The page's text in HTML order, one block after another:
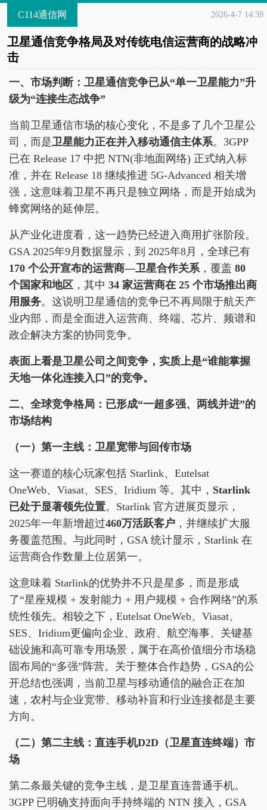
C114通信网 2026-4-7 14:39
卫星通信竞争格局及对传统电信运营商的战略冲
击
一、市场判断：卫星通信竞争已从“单一卫星能力”升
级为“连接生态战争”
当前卫星通信市场的核心变化，不是多了几个卫星公
司，而是卫星能力正在并入移动通信主体系。3GPP
已在 Release 17 中把 NTN(非地面网络) 正式纳入标
准，并在 Release 18 继续推进 5G-Advanced 相关增
强，这意味着卫星不再只是独立网络，而是开始成为
蜂窝网络的延伸层。
从产业化进度看，这一趋势已经进入商用扩张阶段。
GSA 2025年9月数据显示，到 2025年8月，全球已有
170 个公开宣布的运营商—卫星合作关系，覆盖 80
个国家和地区 ，其中 34 家运营商在 25 个市场推出商
用服务。这说明卫星通信的竞争已不再局限于航天产
业内部，而是全面进入运营商、终端、芯片、频谱和
政企解决方案的协同竞争。
表面上看是卫星公司之间竞争，实质上是“谁能掌握
天地一体化连接入口”的竞争。
二、全球竞争格局：已形成“一超多强、两线并进”的
市场结构
（一）第一主线：卫星宽带与回传市场
这一赛道的核心玩家包括 Starlink、Eutelsat
OneWeb、Viasat、SES、Iridium 等。其中， Starlink
已处于显著领先位置。Starlink 官方进展页显示，
2025年一年新增超过460万活跃客户 ，并继续扩大服
务覆盖范围。与此同时，GSA 统计显示，Starlink 在
运营商合作数量上位居第一。
这意味着 Starlink的优势并不只是星多，而是形成
了“星座规模 + 发射能力 + 用户规模 + 合作网络”的系
统性领先。相较之下，Eutelsat OneWeb、Viasat、
SES、Iridium更偏向企业、政府、航空海事、关键基
础设施和高可靠专用场景，属于在高价值细分市场稳
固布局的“多强”阵营。关于整体合作趋势，GSA的公
开总结也强调，当前卫星与移动通信的融合正在加
速，农村与企业宽带、移动补盲和行业连接都是主要
方向。
（二）第二主线：直连手机D2D （卫星直连终端） 市
场
第二条最关键的竞争主线，是卫星直连普通手机。
3GPP 已明确支持面向手持终端的 NTN 接入，GSA